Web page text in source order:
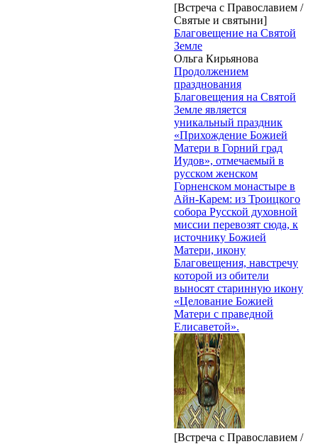
[Встреча с Православием /
Святые и святыни]
Благовещение на Святой
Земле
Ольга Кирьянова
Продолжением
празднования
Благовещения на Святой
Земле является
уникальный праздник
«Прихождение Божией
Матери в Горний град
Иудов», отмечаемый в
русском женском
Горненском монастыре в
Айн-Карем: из Троицкого
собора Русской духовной
миссии перевозят сюда, к
источнику Божией
Матери, икону
Благовещения, навстречу
которой из обители
выносят старинную икону
«Целование Божией
Матери с праведной
Елисаветой».
[Встреча с Православием /